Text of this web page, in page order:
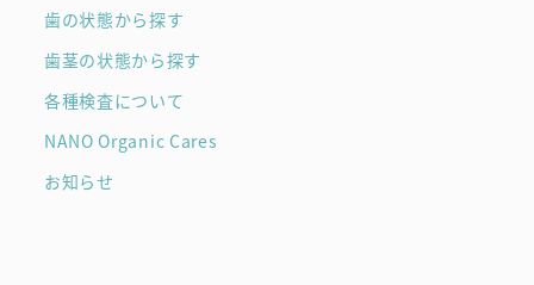
歯の状態から探す
歯茎の状態から探す
各種検査について
NANO Organic Cares
お知らせ